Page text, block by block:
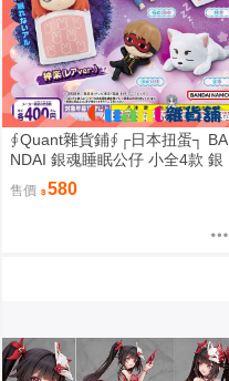
∮Quant雜貨鋪∮┌日本扭蛋┐ BA
NDAI 銀魂睡眠公仔 小全4款 銀
魂睡眠隊 銀魂睡眠小隊公仔 銀時
神樂 定春 沖田總悟 轉蛋
售價 580